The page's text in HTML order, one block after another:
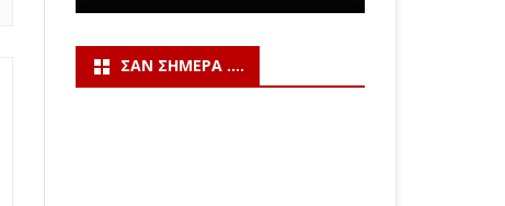
ΣΑΝ ΣΉΜΕΡΑ ….